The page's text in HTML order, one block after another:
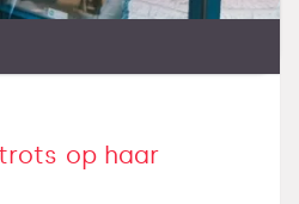
op haar